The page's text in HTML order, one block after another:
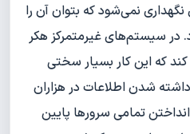
نمی‌شود که بتوان آن را
در سیستم‌های غیرمتمرکز هکر
که این کار بسیار سختی
شدن اطلاعات در هزاران
تمامی سرورها پایین